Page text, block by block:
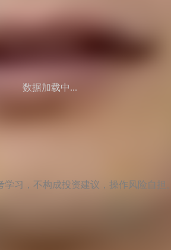
数据加载中...
学习，不构成投资建议，操作风险自担